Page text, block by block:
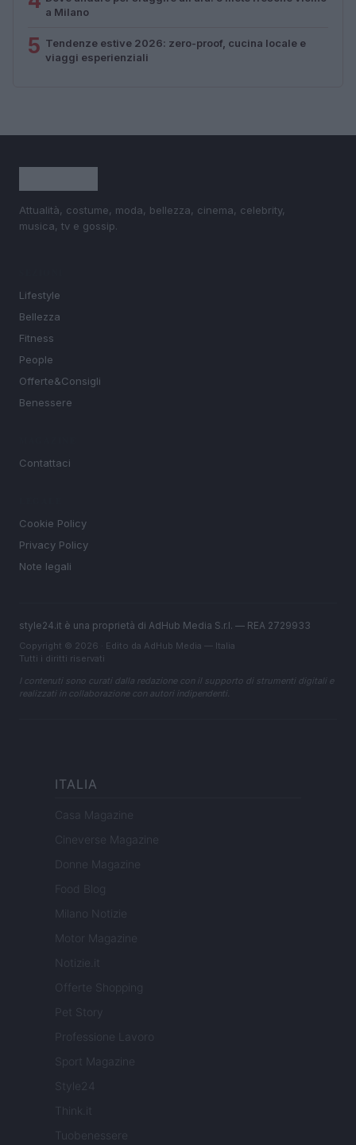
a Milano
5 Tendenze estive 2026: zero-proof, cucina locale e
viaggi esperienziali
Attualità, costume, moda, bellezza, cinema, celebrity,
musica, tv e gossip.
Lifestyle
Bellezza
Fitness
People
Offerte&Consigli
Benessere
Contattaci
Cookie Policy
Privacy Policy
Note legali
style24.it è una proprietà di AdHub Media S.r.l. — REA 2729933
Copyright © 2026 · Edito da AdHub Media — Italia
Tutti i diritti riservati
I contenuti sono curati dalla redazione con il supporto di strumenti digitali e
realizzati in collaborazione con autori indipendenti.
ITALIA
Casa Magazine
Cineverse Magazine
Donne Magazine
Food Blog
Milano Notizie
Motor Magazine
Notizie.it
Offerte Shopping
Pet Story
Professione Lavoro
Sport Magazine
Style24
Think.it
Tuobenessere